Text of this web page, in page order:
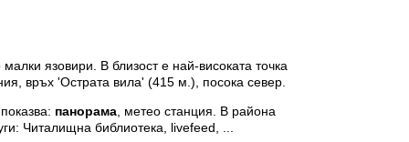
язовири. В близост е най-високата точка
връх 'Острата вила' (415 м.), посока север.
панорама , метео станция. В района
Читалищна библиотека, livefeed, ...